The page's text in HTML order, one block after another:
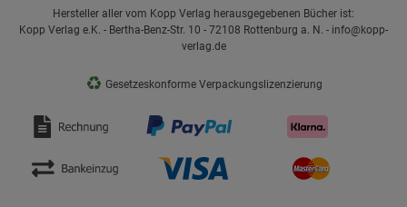
Hersteller aller vom Kopp Verlag herausgegebenen Bücher ist:
Kopp Verlag e.K. - Bertha-Benz-Str. 10 - 72108 Rottenburg a. N. - info@kopp-
verlag.de
♻ Gesetzeskonforme Verpackungslizenzierung
Datenschutzerklärung Impressum